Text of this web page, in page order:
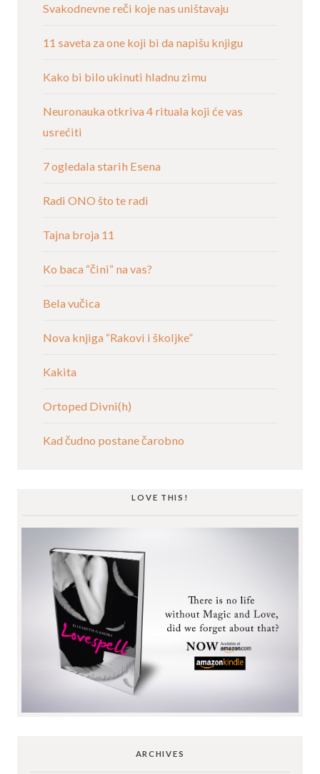
Svakodnevne reči koje nas uništavaju
11 saveta za one koji bi da napišu knjigu
Kako bi bilo ukinuti hladnu zimu
Neuronauka otkriva 4 rituala koji će vas
usrećiti
7 ogledala starih Esena
Radi ONO što te radi
Tajna broja 11
Ko baca “čini“ na vas?
Bela vučica
Nova knjiga “Rakovi i školjke”
Kakita
Ortoped Divni(h)
Kad čudno postane čarobno
LOVE THIS!
ARCHIVES